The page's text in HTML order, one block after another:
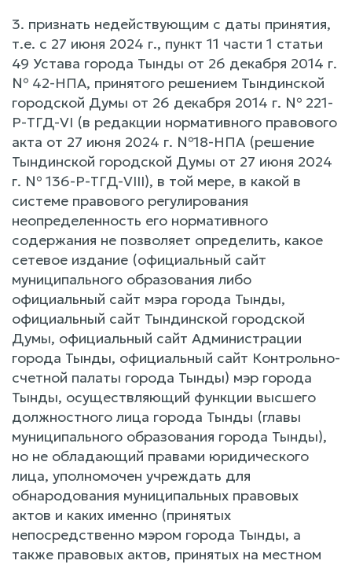
3. признать недействующим с даты принятия,
т.е. с 27 июня 2024 г., пункт 11 части 1 статьи
49 Устава города Тынды от 26 декабря 2014 г.
№ 42-НПА, принятого решением Тындинской
городской Думы от 26 декабря 2014 г. № 221-
Р-ТГД-VI (в редакции нормативного правового
акта от 27 июня 2024 г. №18-НПА (решение
Тындинской городской Думы от 27 июня 2024
г. № 136-Р-ТГД-VIII), в той мере, в какой в
системе правового регулирования
неопределенность его нормативного
содержания не позволяет определить, какое
сетевое издание (официальный сайт
муниципального образования либо
официальный сайт мэра города Тынды,
официальный сайт Тындинской городской
Думы, официальный сайт Администрации
города Тынды, официальный сайт Контрольно-
счетной палаты города Тынды) мэр города
Тынды, осуществляющий функции высшего
должностного лица города Тынды (главы
муниципального образования города Тынды),
но не обладающий правами юридического
лица, уполномочен учреждать для
обнародования муниципальных правовых
актов и каких именно (принятых
непосредственно мэром города Тынды, а
также правовых актов, принятых на местном